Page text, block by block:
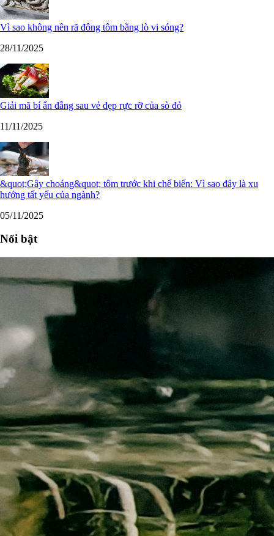
Vì sao không nên rã đông tôm bằng lò vi sóng?
28/11/2025
Giải mã bí ẩn đằng sau vẻ đẹp rực rỡ của sò đỏ
11/11/2025
&quot;Gây choáng&quot; tôm trước khi chế biến: Vì sao đây là xu
hướng tất yếu của ngành?
05/11/2025
Nổi bật